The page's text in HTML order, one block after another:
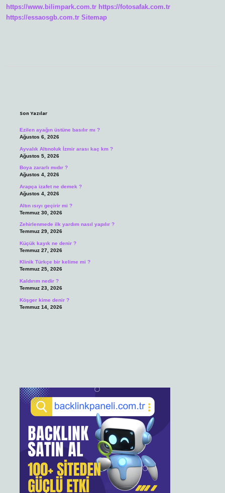
https://www.bilimpark.com.tr https://fotosafak.com.tr
https://essaosgb.com.tr Sitemap
Son Yazılar
Ezilen ayağın üstüne basılır mı ?
Ağustos 6, 2026
Ayvalık Altınoluk İzmir arası kaç km ?
Ağustos 5, 2026
Boya zararlı mıdır ?
Ağustos 4, 2026
Arapça izafet ne demek ?
Ağustos 4, 2026
Altın ısıyı geçirir mi ?
Temmuz 30, 2026
Zehirlenmede ilk yardım nasıl yapılır ?
Temmuz 29, 2026
Küçük kayık ne denir ?
Temmuz 27, 2026
Klinik Türkçe bir kelime mi ?
Temmuz 25, 2026
Kaldırım nedir ?
Temmuz 23, 2026
Köşger kime denir ?
Temmuz 14, 2026